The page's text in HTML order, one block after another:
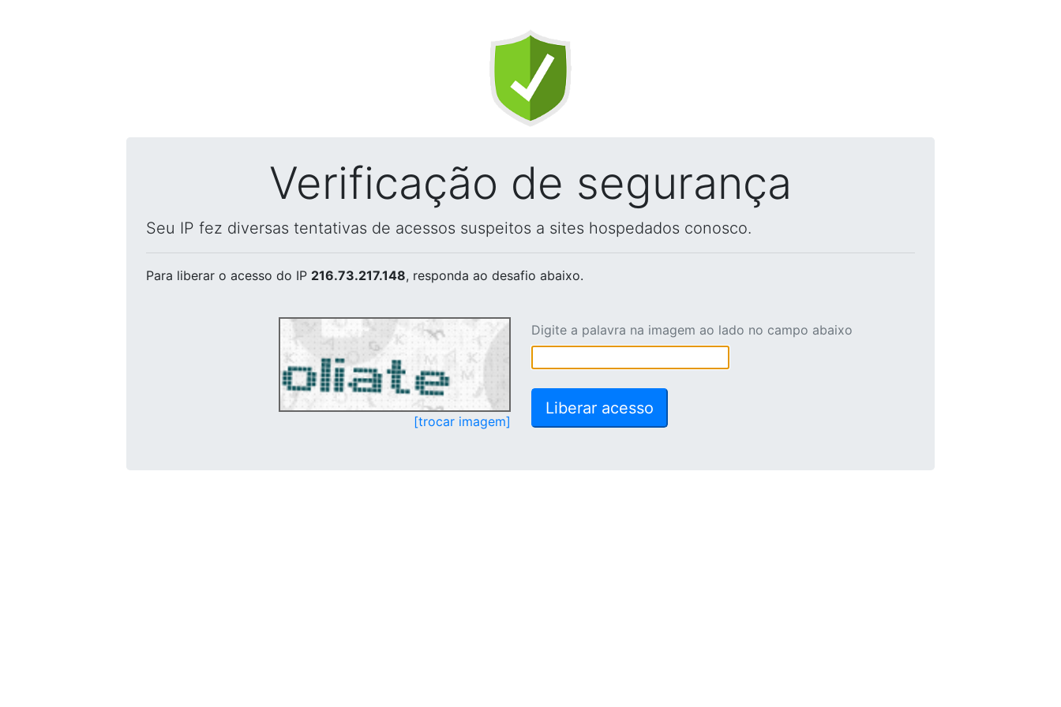
Verificação de segurança
Seu IP fez diversas tentativas de acessos suspeitos a sites hospedados conosco.
Para liberar o acesso do IP 216.73.217.148, responda ao desafio abaixo.
[trocar imagem]
Digite a palavra na imagem ao lado no campo abaixo